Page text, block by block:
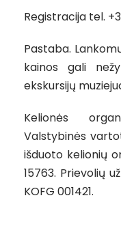
Registracija tel.
Pastaba.
kainos gali
ekskursijų
Kelionės
Valstybinės
išduoto kelionių
15763. Prievolių
KOFG 001421.